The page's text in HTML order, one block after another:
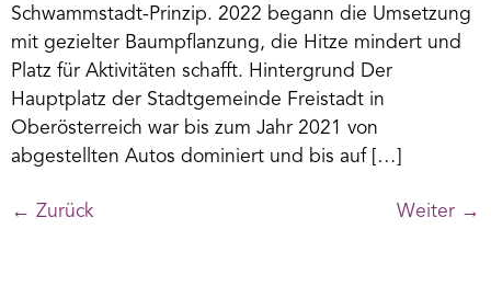
Schwammstadt-Prinzip. 2022 begann die Umsetzung
mit gezielter Baumpflanzung, die Hitze mindert und
Platz für Aktivitäten schafft. Hintergrund Der
Hauptplatz der Stadtgemeinde Freistadt in
Oberösterreich war bis zum Jahr 2021 von
abgestellten Autos dominiert und bis auf […]
← Zurück Weiter →